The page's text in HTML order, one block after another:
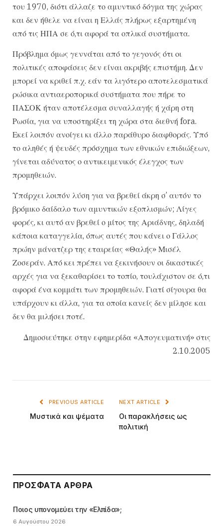
του 1970, διότι άλλαζε το αμυντικό δόγμα της χώρας
και δεν ήθελε να είναι η Ελλάς πλήρως εξαρτημένη
από τις ΗΠΑ σε ό,τι αφορά τα οπλικά συστήματα.
Πρόβλημα όμως γεννάται από το γεγονός ότι οι
πολιτικές αποφάσεις δεν είναι ακριβής επιστήμη. Δεν
μπορεί να κριθεί π.χ. εάν τα λιγότερο αποτελεσματικά
ρώσικα αντιαεροπορικά συστήματα που πήρε το
ΠΑΣΟΚ ήταν αποτέλεσμα συναλλαγής ή χάρη στη
Ρωσία, για να υποστηρίξει τη χώρα στα διεθνή fora.
Εκεί λοιπόν ανοίγει κι άλλο παράθυρο διαφθοράς. Υπό
το αληθές ή ψευδές πρόσχημα των εθνικών επιδιώξεων,
γίνεται αδύνατος ο αντικειμενικός έλεγχος των
προμηθειών.
Υπάρχει λοιπόν λύση για να βρεθεί άκρη σ’ αυτόν το
βρόμικο δαίδαλο των αμυντικών εξοπλισμών; Λίγες
φορές, κι αυτό αν βρεθεί ο μίτος της Αριάδνης, δηλαδή
κάποια καταγγελία, όπως αυτές που κάνει ο Γάλλος
πρώην μάνατζερ της εταιρείας «Θαλής» Μισέλ
Ζοσεράν. Από κει πρέπει να ξεκινήσουν οι δικαστικές
αρχές για να ξεκαθαρίσει το τοπίο, τουλάχιστον σε ό,τι
αφορά ένα κομμάτι των προμηθειών. Γιατί σίγουρα θα
υπάρχουν κι άλλα, για τα οποία κανείς δεν μίλησε και
δεν θα μιλήσει ποτέ.
Δημοσιεύτηκε στην εφημερίδα «Απογευματινή» στις
2.10.2005
PREVIOUS ARTICLE
Μυστικά και ψέματα
NEXT ARTICLE
Οι παρακλήσεις ως
πολιτική
ΠΡΌΣΦΑΤΑ ΆΡΘΡΑ
Ποιος υπονομεύει την «Ελπίδα»;
6 Αυγούστου 2026